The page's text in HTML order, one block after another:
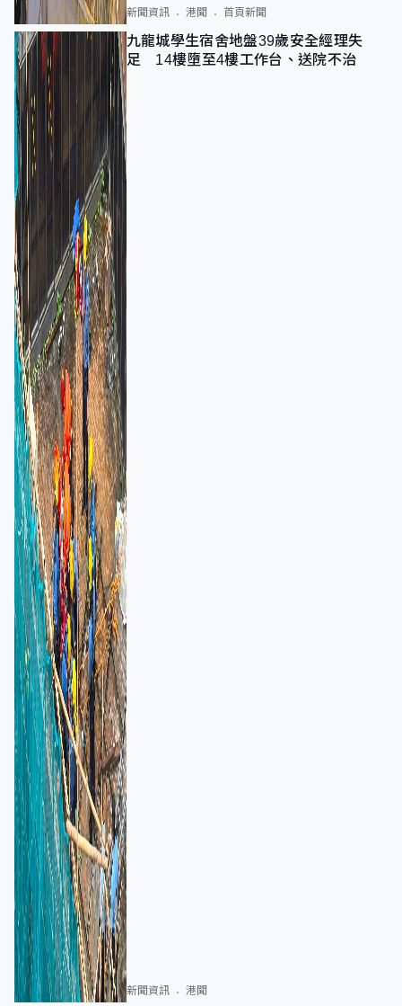
新聞資訊 港聞 首頁新聞
九龍城學生宿舍地盤39歲安全經理失
足 14樓墮至4樓工作台、送院不治
新聞資訊 港聞